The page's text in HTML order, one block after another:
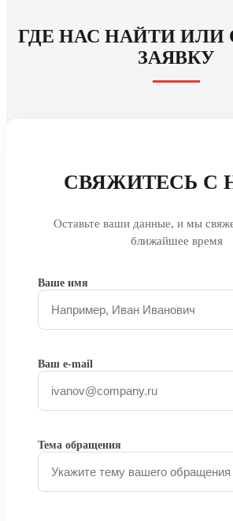
ГДЕ НАС НАЙТИ ИЛИ
ЗАЯВКУ
СВЯЖИТЕСЬ С
Оставьте ваши данные, и мы
ближайшее время
Ваше имя
Ваш e-mail
Тема обращения